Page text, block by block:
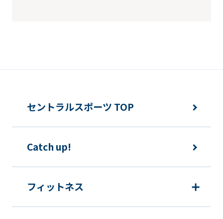
セントラルスポーツ TOP
Catch up!
フィットネス